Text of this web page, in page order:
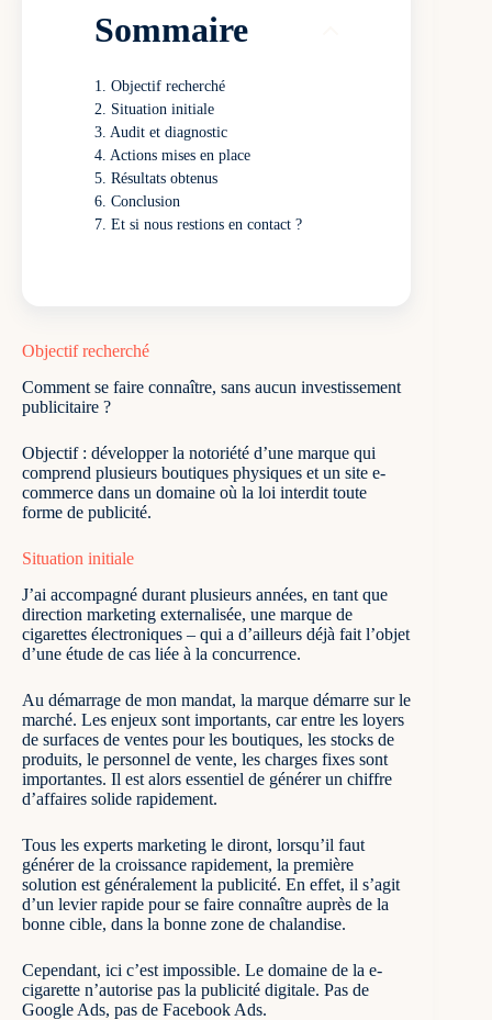
Sommaire
Objectif recherché
Situation initiale
Audit et diagnostic
Actions mises en place
Résultats obtenus
Conclusion
Et si nous restions en contact ?
Objectif recherché
Comment se faire connaître, sans aucun investissement
publicitaire ?
Objectif : développer la notoriété d’une marque qui
comprend plusieurs boutiques physiques et un site e-
commerce dans un domaine où la loi interdit toute
forme de publicité.
Situation initiale
J’ai accompagné durant plusieurs années, en tant que
direction marketing externalisée, une marque de
cigarettes électroniques – qui a d’ailleurs déjà fait l’objet
d’une étude de cas liée à la concurrence.
Au démarrage de mon mandat, la marque démarre sur le
marché. Les enjeux sont importants, car entre les loyers
de surfaces de ventes pour les boutiques, les stocks de
produits, le personnel de vente, les charges fixes sont
importantes. Il est alors essentiel de générer un chiffre
d’affaires solide rapidement.
Tous les experts marketing le diront, lorsqu’il faut
générer de la croissance rapidement, la première
solution est généralement la publicité. En effet, il s’agit
d’un levier rapide pour se faire connaître auprès de la
bonne cible, dans la bonne zone de chalandise.
Cependant, ici c’est impossible. Le domaine de la e-
cigarette n’autorise pas la publicité digitale. Pas de
Google Ads, pas de Facebook Ads.